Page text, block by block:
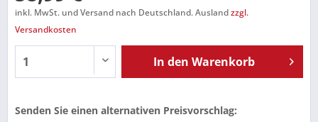
inkl. MwSt. und Versand nach Deutschland. Auslandzzgl.
Versandkosten
In den Warenkorb
Senden Sie einen alternativen Preisvorschlag: